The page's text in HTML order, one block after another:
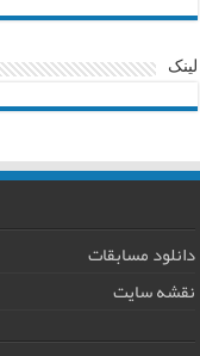
لینک
دانلود مسابقات
نقشه سایت